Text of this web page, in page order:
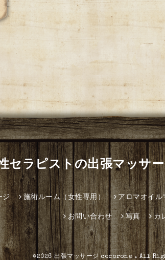
セラピストの出張マッサ
ジ 施術ルーム（女性専用） アロマオイル
お問い合わせ 写真 カ
©2026出張マッサージ cocorone. All